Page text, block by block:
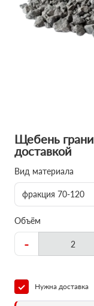
Щебень
доставкой
Вид материала
фракция 70-120
Объём
-
Нужна доставка